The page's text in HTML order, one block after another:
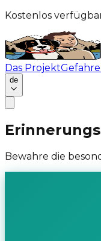
Kostenlos
Das Projekt
de
Bewahre die